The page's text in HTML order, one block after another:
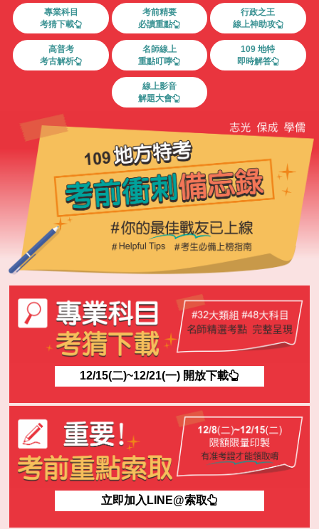
專業科目
考猜下載
考前精要
必讀重點
行政之王
線上神助攻
高普考
考古解析
名師線上
重點叮嚀
109 地特
即時解答
線上影音
解題大會
12/15(二)~12/21(一) 開放下載
立即加入LINE@索取